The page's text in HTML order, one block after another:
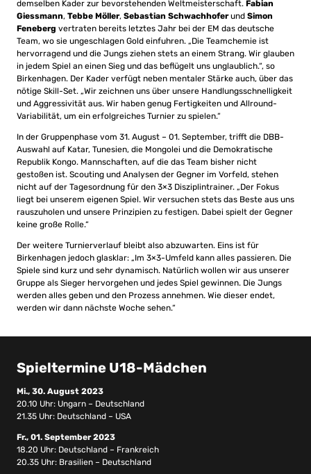
demselben Kader zur bevorstehenden Weltmeisterschaft. Fabian
Giessmann, Tebbe Möller, Sebastian Schwachhoferund Simon
Feneberg vertraten bereits letztes Jahr bei der EM das deutsche
Team, wo sie ungeschlagen Gold einfuhren. „Die Teamchemie ist
hervorragend und die Jungs ziehen stets an einem Strang. Wir glauben
in jedem Spiel an einen Sieg und das beflügelt uns unglaublich.“, so
Birkenhagen. Der Kader verfügt neben mentaler Stärke auch, über das
nötige Skill-Set. „Wir zeichnen uns über unsere Handlungsschnelligkeit
und Aggressivität aus. Wir haben genug Fertigkeiten und Allround-
Variabilität, um ein erfolgreiches Turnier zu spielen.“
In der Gruppenphase vom 31. August – 01. September, trifft die DBB-
Auswahl auf Katar, Tunesien, die Mongolei und die Demokratische
Republik Kongo. Mannschaften, auf die das Team bisher nicht
gestoßen ist. Scouting und Analysen der Gegner im Vorfeld, stehen
nicht auf der Tagesordnung für den 3×3 Disziplintrainer. „Der Fokus
liegt bei unserem eigenen Spiel. Wir versuchen stets das Beste aus uns
rauszuholen und unsere Prinzipien zu festigen. Dabei spielt der Gegner
keine große Rolle.“
Der weitere Turnierverlauf bleibt also abzuwarten. Eins ist für
Birkenhagen jedoch glasklar: „Im 3×3-Umfeld kann alles passieren. Die
Spiele sind kurz und sehr dynamisch. Natürlich wollen wir aus unserer
Gruppe als Sieger hervorgehen und jedes Spiel gewinnen. Die Jungs
werden alles geben und den Prozess annehmen. Wie dieser endet,
werden wir dann nächste Woche sehen.“
Spieltermine U18-Mädchen
Mi., 30. August 2023
20.10 Uhr: Ungarn – Deutschland
21.35 Uhr: Deutschland – USA
Fr., 01. September 2023
18.20 Uhr: Deutschland – Frankreich
20.35 Uhr: Brasilien – Deutschland